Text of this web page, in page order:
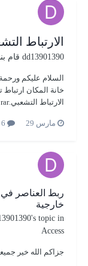
الارتباط
dd13901390 قام
السلام عليكم
خانة المكان
الارتباط التشعبي.rar
مارس 29
ربط العناصر في
خارجية
's topic in
Access
جزاكم الله خير